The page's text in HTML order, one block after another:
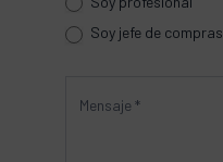
Soy jefe de compras